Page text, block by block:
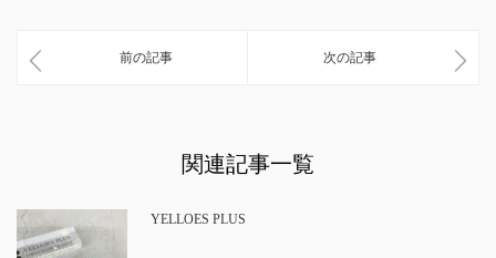
前の記事 次の記事
関連記事一覧
YELLOES PLUS